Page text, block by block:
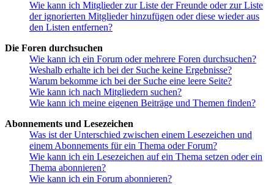
Wie kann ich Mitglieder zur Liste der Freunde oder zur Liste
der ignorierten Mitglieder hinzufügen oder diese wieder aus
den Listen entfernen?
Die Foren durchsuchen
Wie kann ich ein Forum oder mehrere Foren durchsuchen?
Weshalb erhalte ich bei der Suche keine Ergebnisse?
Warum bekomme ich bei der Suche eine leere Seite?
Wie kann ich nach Mitgliedern suchen?
Wie kann ich meine eigenen Beiträge und Themen finden?
Abonnements und Lesezeichen
Was ist der Unterschied zwischen einem Lesezeichen und
einem Abonnements für ein Thema oder Forum?
Wie kann ich ein Lesezeichen auf ein Thema setzen oder ein
Thema abonnieren?
Wie kann ich ein Forum abonnieren?